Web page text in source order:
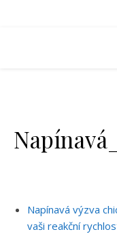
Napínavá výzva
vaši reakční